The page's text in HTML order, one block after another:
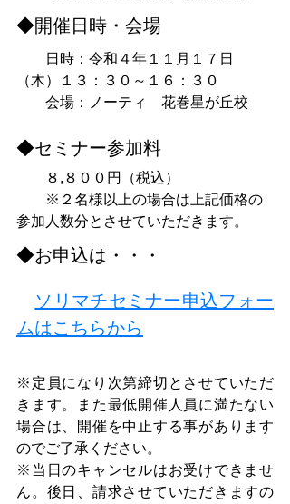
◆開催日時・会場
日時：令和４年１１月１７日
（木）１３：３０～１６：３０
会場：ノーティ　花巻星が丘校
◆セミナー参加料
８,８００円（税込）
※２名様以上の場合は上記価格の
参加人数分とさせていただきます。
◆お申込は・・・
ソリマチセミナー申込フォー
ムはこちらから
※定員になり次第締切とさせていただ
きます。また最低開催人員に満たない
場合は、開催を中止する事があります
のでご了承ください。
※当日のキャンセルはお受けできませ
ん。後日、請求させていただきますの